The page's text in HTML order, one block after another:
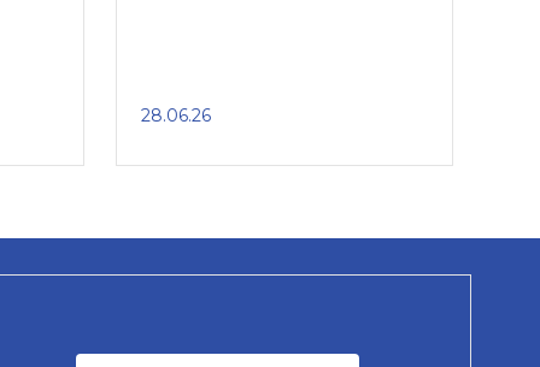
28.06.26